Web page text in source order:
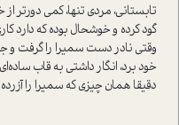
تابستانی، مردی تنها، کمی دورتر
گود کرده و خوشحال بوده که دارد
وقتی نادر دست سمیرا را گرفت و
خود برد، انگار داشتی به قاب
دقیقا همان چیزی که سمیرا را